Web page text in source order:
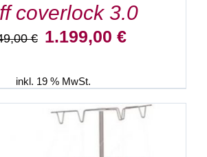
coverlock 3.0
€ Ursprünglicher
1.249,00 €
1.199,00 €Aktueller
inkl. 19 % MwSt.